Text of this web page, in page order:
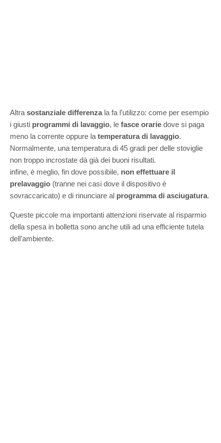
Altra sostanziale differenzala fa l’utilizzo: come per esempio
i giusti programmi di lavaggio, le fasce orarie dove si paga
meno la corrente oppure la temperatura di lavaggio.
Normalmente, una temperatura di 45 gradi per delle stoviglie
non troppo incrostate dà già dei buoni risultati.
infine, è meglio, fin dove possibile, non effettuare il
prelavaggio (tranne nei casi dove il dispositivo è
sovraccaricato) e di rinunciare al programma di asciugatura.
Queste piccole ma importanti attenzioni riservate al risparmio
della spesa in bolletta sono anche utili ad una efficiente tutela
dell’ambiente.